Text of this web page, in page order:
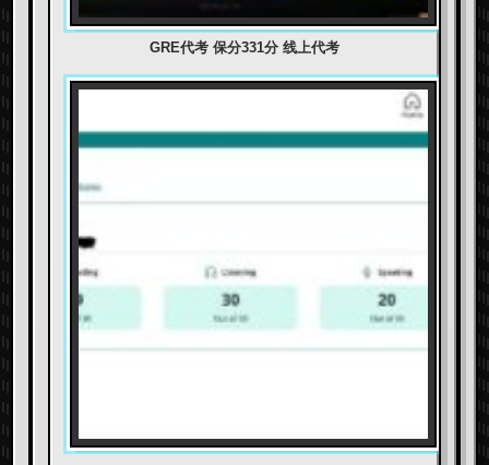
GRE代考 保分331分 线上代考